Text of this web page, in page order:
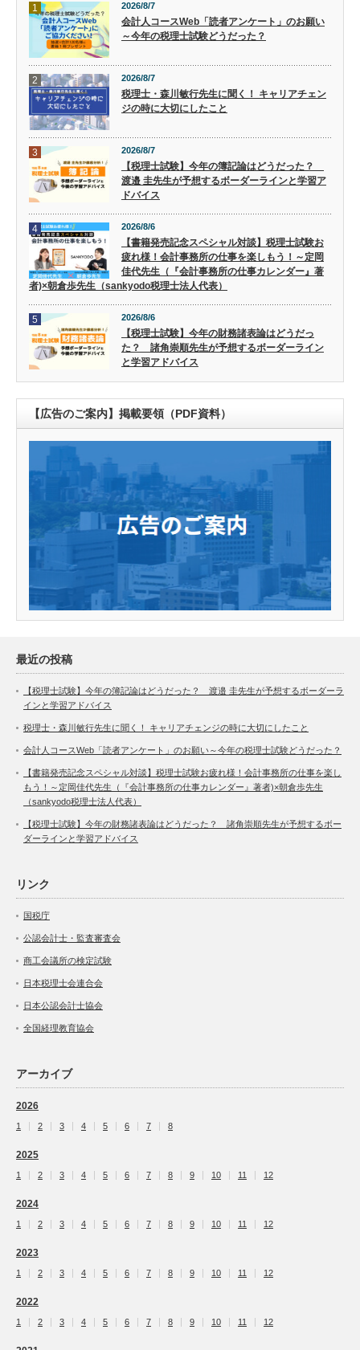
1 2026/8/7
会計人コースWeb「読者アンケート」のお願い
～今年の税理士試験どうだった？
2 2026/8/7
税理士・森川敏行先生に聞く！ キャリアチェン
ジの時に大切にしたこと
3 2026/8/7
【税理士試験】今年の簿記論はどうだった？
渡邉 圭先生が予想するボーダーラインと学習ア
ドバイス
4 2026/8/6
【書籍発売記念スペシャル対談】税理士試験お
疲れ様！会計事務所の仕事を楽しもう！～定岡
佳代先生（『会計事務所の仕事カレンダー』著
者)×朝倉歩先生（sankyodo税理士法人代表）
5 2026/8/6
【税理士試験】今年の財務諸表論はどうだっ
た？ 諸角崇順先生が予想するボーダーライン
と学習アドバイス
【広告のご案内】掲載要領（PDF資料）
最近の投稿
【税理士試験】今年の簿記論はどうだった？ 渡邉 圭先生が予想するボーダーラ
インと学習アドバイス
税理士・森川敏行先生に聞く！ キャリアチェンジの時に大切にしたこと
会計人コースWeb「読者アンケート」のお願い～今年の税理士試験どうだった？
【書籍発売記念スペシャル対談】税理士試験お疲れ様！会計事務所の仕事を楽し
もう！～定岡佳代先生（『会計事務所の仕事カレンダー』著者)×朝倉歩先生
（sankyodo税理士法人代表）
【税理士試験】今年の財務諸表論はどうだった？ 諸角崇順先生が予想するボー
ダーラインと学習アドバイス
リンク
国税庁
公認会計士・監査審査会
商工会議所の検定試験
日本税理士会連合会
日本公認会計士協会
全国経理教育協会
アーカイブ
2026
1 2 3 4 5 6 7 8
2025
1 2 3 4 5 6 7 8 9 10 11 12
2024
1 2 3 4 5 6 7 8 9 10 11 12
2023
1 2 3 4 5 6 7 8 9 10 11 12
2022
1 2 3 4 5 6 7 8 9 10 11 12